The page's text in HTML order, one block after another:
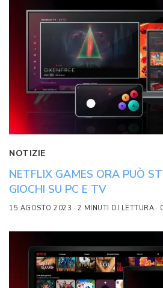
NOTIZIE
NETFLIX GAMES ORA PUÒ
GIOCHI SU PC E TV
15 AGOSTO 2023 2 MINUTI DI LETTURA